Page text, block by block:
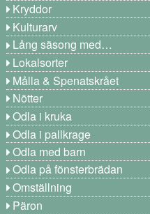
Kryddor
Kulturarv
Lång säsong med…
Lokalsorter
Målla & Spenatskrået
Nötter
Odla i kruka
Odla i pallkrage
Odla med barn
Odla på fönsterbrädan
Omställning
Päron